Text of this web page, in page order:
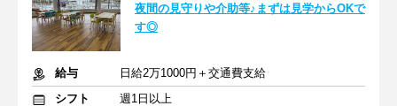
夜間の見守りや介助等♪まずは見学からOKで
す◎
給与
日給2万1000円＋交通費支給
シフト
週1日以上